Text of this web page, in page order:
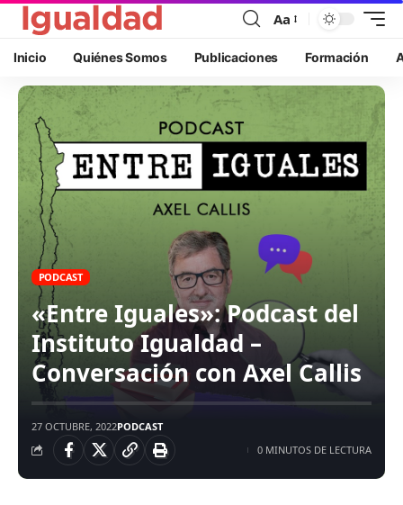
Aa
Inicio Quiénes Somos Publicaciones Formación
PODCAST
«Entre Iguales»: Podcast del
Instituto Igualdad –
Conversación con Axel Callis
27 OCTUBRE, 2022PODCAST
0 MINUTOS DE LECTURA